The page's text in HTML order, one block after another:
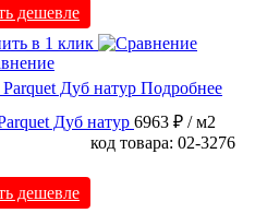
дешевле
в 1 клик
Подробнее
Дуб натур 6963 ₽ / м2
код товара: 02-3276
дешевле